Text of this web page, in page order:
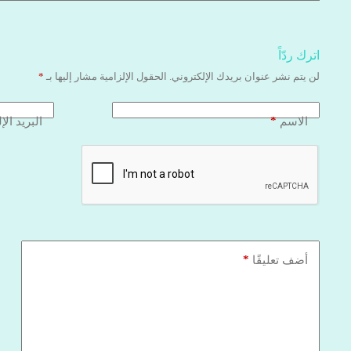
اترك ردّاً
لن يتم نشر عنوان بريدك الإلكتروني. الحقول الإلزامية مشار إليها بـ *
الاسم* البريد
أضف تعليقًا *